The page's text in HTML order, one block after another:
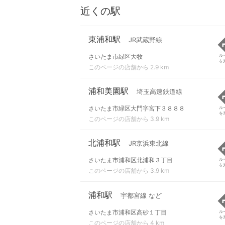
近くの駅
東浦和駅 JR武蔵野線
さいたま市緑区大牧
このページの店舗から 2.9 km
ル
を
浦和美園駅 埼玉高速鉄道線
さいたま市緑区大門字宮下３８８８
このページの店舗から 3.9 km
ル
を
北浦和駅 JR京浜東北線
さいたま市浦和区北浦和３丁目
このページの店舗から 3.9 km
ル
を
浦和駅 宇都宮線 など
さいたま市浦和区高砂１丁目
このページの店舗から 4 km
ル
を